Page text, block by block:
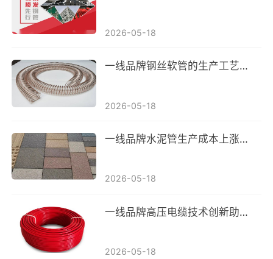
2026-05-18
一线品牌钢丝软管的生产工艺及质量控制技术介绍
2026-05-18
一线品牌水泥管生产成本上涨，价格或将受到影响
2026-05-18
一线品牌高压电缆技术创新助力能源传输效率提升
2026-05-18